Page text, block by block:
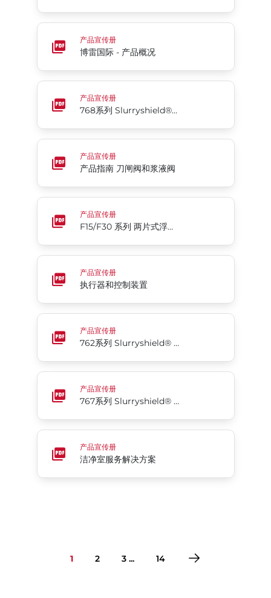
博雷国际 - 产品概况
产品宣传册
博雷国际 - 产品概况
768系列 Slurryshield® 双向密封刀闸阀
产品宣传册
768系列 Slurryshield® 双向密封刀闸阀
产品指南 刀闸阀和浆液阀
产品宣传册
产品指南 刀闸阀和浆液阀
F15/F30 系列 两片式浮动球阀 法兰式、全通径
产品宣传册
F15/F30 系列 两片式浮动球阀 法兰式、全通径
执行器和控制装置
产品宣传册
执行器和控制装置
762系列 Slurryshield® 双向密封浆液阀
产品宣传册
762系列 Slurryshield® 双向密封浆液阀
767系列 Slurryshield® 双向密封高压浆液阀
产品宣传册
767系列 Slurryshield® 双向密封高压浆液阀
洁净室服务解决方案
产品宣传册
洁净室服务解决方案
1 2 3 ... 14